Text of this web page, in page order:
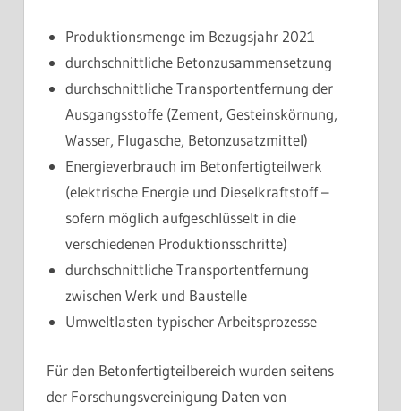
Produktionsmenge im Bezugsjahr 2021
durchschnittliche Betonzusammensetzung
durchschnittliche Transportentfernung der
Ausgangsstoffe (Zement, Gesteinskörnung,
Wasser, Flugasche, Betonzusatzmittel)
Energieverbrauch im Betonfertigteilwerk
(elektrische Energie und Dieselkraftstoff –
sofern möglich aufgeschlüsselt in die
verschiedenen Produktionsschritte)
durchschnittliche Transportentfernung
zwischen Werk und Baustelle
Umweltlasten typischer Arbeitsprozesse
Für den Betonfertigteilbereich wurden seitens
der Forschungsvereinigung Daten von